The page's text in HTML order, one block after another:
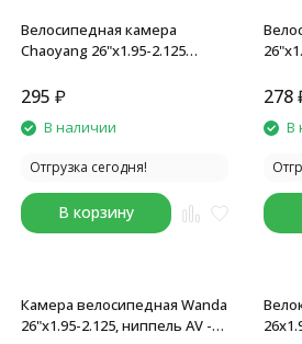
Велосипедная камера
Chaoyang 26"x1.95-2.125
295 ₽
В наличии
Отгрузка сегодня!
В корзину
278
В
Камера велосипедная Wanda
26"x1.95-2.125, ниппель AV -33